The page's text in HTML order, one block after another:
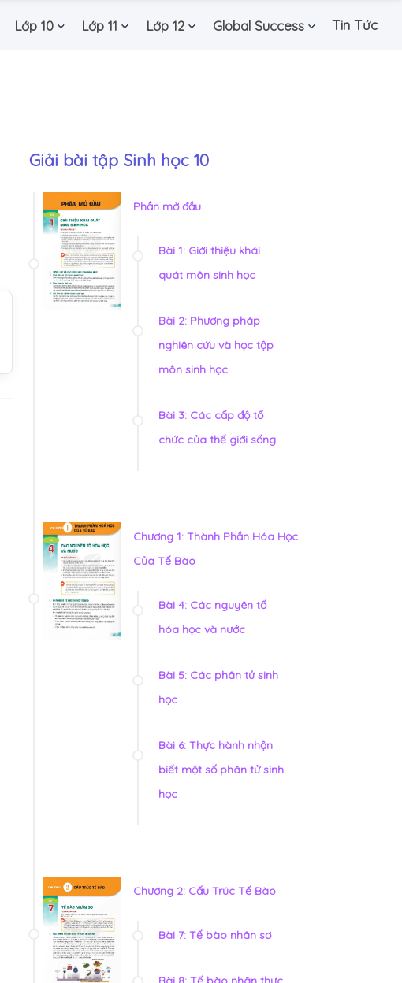
Lớp 10 Lớp 11 Lớp 12 Global Success Tin Tức
Giải bài tập Sinh học 10
Phần mở đầu
Bài 1: Giới thiệu khái
quát môn sinh học
Bài 2: Phương pháp
nghiên cứu và học tập
môn sinh học
Bài 3: Các cấp độ tổ
chức của thế giới sống
Chương 1: Thành Phần Hóa Học
Của Tế Bào
Bài 4: Các nguyên tố
hóa học và nước
Bài 5: Các phân tử sinh
học
Bài 6: Thực hành nhận
biết một số phân tử sinh
học
Chương 2: Cấu Trúc Tế Bào
Bài 7: Tế bào nhân sơ